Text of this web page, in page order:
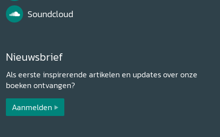
Soundcloud
Nieuwsbrief
Als eerste inspirerende artikelen en updates over onze
boeken ontvangen?
Aanmelden